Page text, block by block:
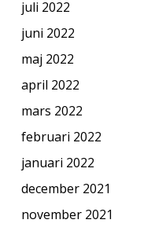
juli 2022
juni 2022
maj 2022
april 2022
mars 2022
februari 2022
januari 2022
december 2021
november 2021